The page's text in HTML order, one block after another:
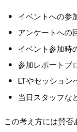
イベントへの参
アンケートへの
イベント参加時
参加レポートブ
LTやセッション
当日スタッフな
この考え方には賛